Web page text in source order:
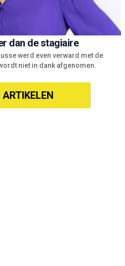
dan de stagiaire
werd even verward met de
niet in dank afgenomen.
ARTIKELEN